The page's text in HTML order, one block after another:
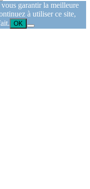
garantir la meilleure
à utiliser ce site,
OK